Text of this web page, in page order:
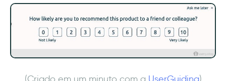
(Criado em um minuto com a UserGuiding)